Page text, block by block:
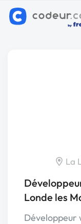
La
Londe les
Développeur